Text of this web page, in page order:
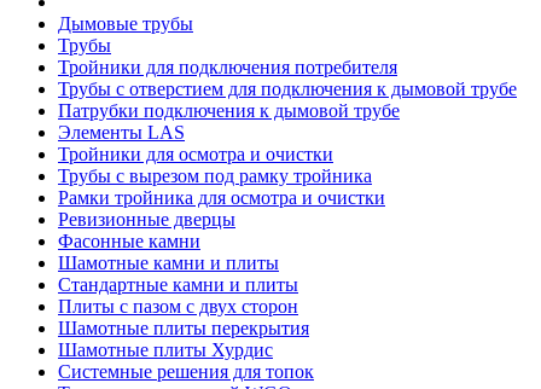
Дымовые трубы
Трубы
Тройники для подключения потребителя
Трубы с отверстием для подключения к дымовой трубе
Патрубки подключения к дымовой трубе
Элементы LAS
Тройники для осмотра и очистки
Трубы с вырезом под рамку тройника
Рамки тройника для осмотра и очистки
Ревизионные дверцы
Фасонные камни
Шамотные камни и плиты
Стандартные камни и плиты
Плиты с пазом с двух сторон
Шамотные плиты перекрытия
Шамотные плиты Хурдис
Системные решения для топок